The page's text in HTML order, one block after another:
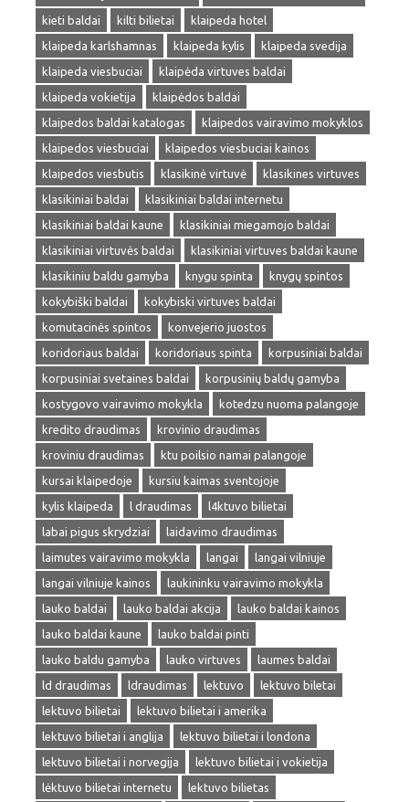
kieti baldai
kilti bilietai
klaipeda hotel
klaipeda karlshamnas
klaipeda kylis
klaipeda svedija
klaipeda viesbuciai
klaipėda virtuves baldai
klaipeda vokietija
klaipėdos baldai
klaipedos baldai katalogas
klaipedos vairavimo mokyklos
klaipedos viesbuciai
klaipedos viesbuciai kainos
klaipedos viesbutis
klasikinė virtuvė
klasikines virtuves
klasikiniai baldai
klasikiniai baldai internetu
klasikiniai baldai kaune
klasikiniai miegamojo baldai
klasikiniai virtuvės baldai
klasikiniai virtuves baldai kaune
klasikiniu baldu gamyba
knygu spinta
knygų spintos
kokybiški baldai
kokybiski virtuves baldai
komutacinės spintos
konvejerio juostos
koridoriaus baldai
koridoriaus spinta
korpusiniai baldai
korpusiniai svetaines baldai
korpusinių baldų gamyba
kostygovo vairavimo mokykla
kotedzu nuoma palangoje
kredito draudimas
krovinio draudimas
kroviniu draudimas
ktu poilsio namai palangoje
kursai klaipedoje
kursiu kaimas sventojoje
kylis klaipeda
l draudimas
l4ktuvo bilietai
labai pigus skrydziai
laidavimo draudimas
laimutes vairavimo mokykla
langai
langai vilniuje
langai vilniuje kainos
laukininku vairavimo mokykla
lauko baldai
lauko baldai akcija
lauko baldai kainos
lauko baldai kaune
lauko baldai pinti
lauko baldu gamyba
lauko virtuves
laumes baldai
ld draudimas
ldraudimas lektuvo
lektuvo biletai
lektuvo bilietai
lektuvo bilietai i amerika
lektuvo bilietai i anglija
lektuvo bilietai i londona
lektuvo bilietai i norvegija
lektuvo bilietai i vokietija
lėktuvo bilietai internetu
lektuvo bilietas